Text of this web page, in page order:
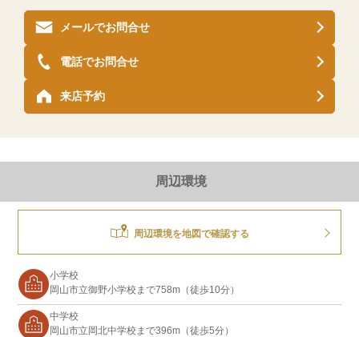
メールでお問合せ
来店予約
電話でお問合せ
周辺環境
周辺環境を地図で確認する
小学校
岡山市立御野小学校まで758m（徒歩10分）
中学校
岡山市立岡北中学校まで396m（徒歩5分）